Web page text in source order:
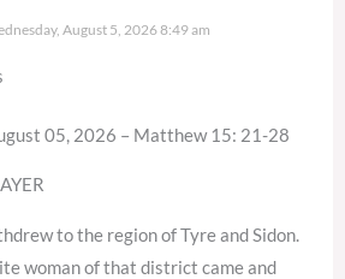
August 5, 2026 8:49 am
05, 2026 – Matthew 15: 21-28
to the region of Tyre and Sidon.
woman of that district came and